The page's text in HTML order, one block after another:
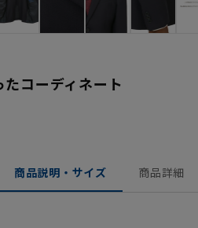
コーディネート
商品説明・サイズ 商品詳細